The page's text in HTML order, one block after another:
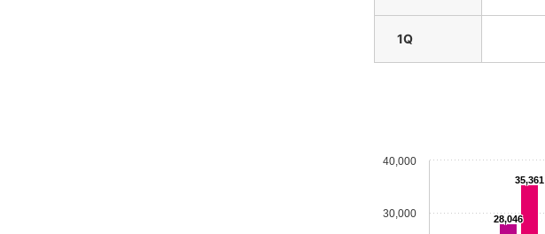
1Q
28,046
35,361
30,000
40,000